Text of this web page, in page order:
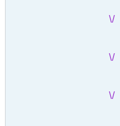
/\
/\
/\